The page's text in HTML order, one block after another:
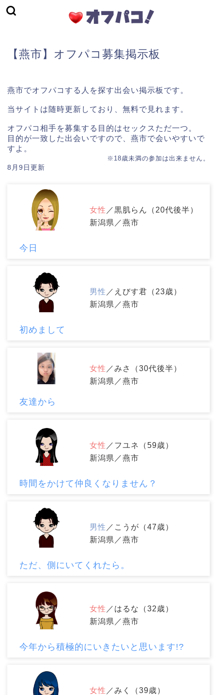
【燕市】オフパコ募集掲示板
燕市でオフパコする人を探す出会い掲示板です。
当サイトは随時更新しており、無料で見れます。
オフパコ相手を募集する目的はセックスただ一つ。
目的が一致した出会いですので、燕市で会いやすいで
すよ。
※18歳未満の参加は出来ません。
8月9日更新
女性 ／黒肌らん（20代後半）
新潟県／燕市
今日
男性 ／えびす君（23歳）
新潟県／燕市
初めまして
女性 ／みさ（30代後半）
新潟県／燕市
友達から
女性 ／フユネ（59歳）
新潟県／燕市
時間をかけて仲良くなりません？
男性 ／こうが（47歳）
新潟県／燕市
ただ、側にいてくれたら。
女性 ／はるな（32歳）
新潟県／燕市
今年から積極的にいきたいと思います!?
女性 ／みく（39歳）